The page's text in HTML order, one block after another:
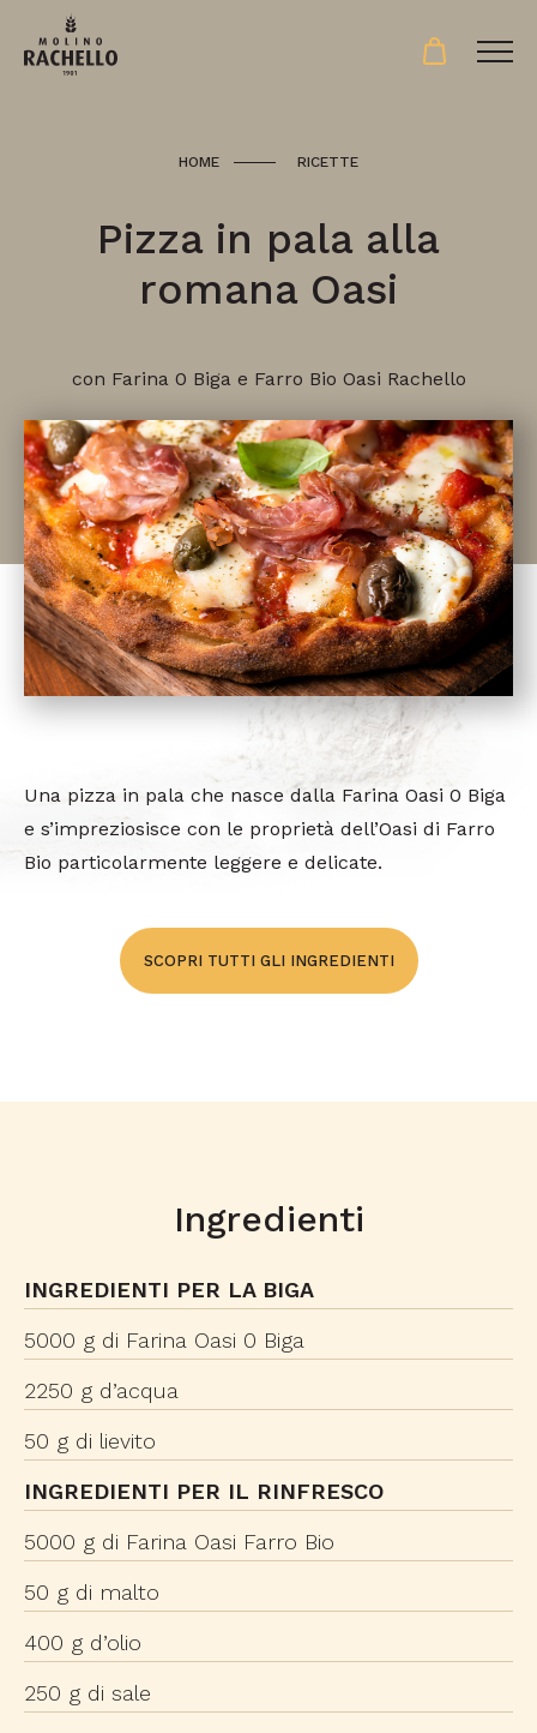
HOME RICETTE
Pizza in pala alla
romana Oasi
con Farina 0 Biga e Farro Bio Oasi Rachello
Una pizza in pala che nasce dalla Farina Oasi 0 Biga
e s’impreziosisce con le proprietà dell’Oasi di Farro
Bio particolarmente leggere e delicate.
SCOPRI TUTTI GLI INGREDIENTI
Ingredienti
INGREDIENTI PER LA BIGA
5000 g di Farina Oasi 0 Biga
2250 g d’acqua
50 g di lievito
INGREDIENTI PER IL RINFRESCO
5000 g di Farina Oasi Farro Bio
50 g di malto
400 g d’olio
250 g di sale